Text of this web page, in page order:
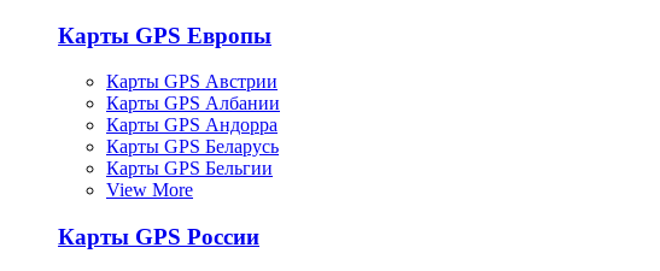
Карты GPS Европы
Карты GPS Австрии
Карты GPS Албании
Карты GPS Андорра
Карты GPS Беларусь
Карты GPS Бельгии
View More
Карты GPS России